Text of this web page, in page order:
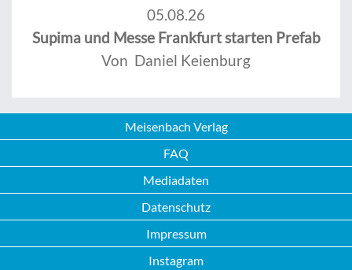
05.08.26
Supima und Messe Frankfurt starten Prefab
Von Daniel Keienburg
Meisenbach Verlag
FAQ
Mediadaten
Datenschutz
Impressum
Instagram